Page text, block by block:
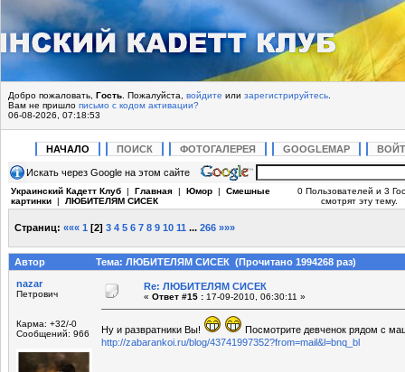
Добро пожаловать, Гость . Пожалуйста, войдите или зарегистрируйтесь
Вам не пришло письмо с кодом активации?
06-08-2026, 07:18:53
НАЧАЛО ПОИСК ФОТОГАЛЕРЕЯ GOOGLEMAP
Искать через Google на этом сайте
Украинский Кадетт Клуб | Главная | Юмор | Смешные
картинки | ЛЮБИТЕЛЯМ СИСЕК
0 Пользователей и 3
смотрят эту тему.
Страниц: ««« 1 [2] 3 4 5 6 7 8 9 10 11 ... 266 »»»
Автор
Тема: ЛЮБИТЕЛЯМ СИСЕК (Прочитано 1994268 раз)
nazar
Петрович
Карма: +32/-0
Сообщений: 966
Re: ЛЮБИТЕЛЯМ СИСЕК
« Ответ #15 : 17-09-2010, 06:30:11 »
Ну и развратники Вы!
Посмотрите девченок рядом с
http://zabarankoi.ru/blog/43741997352?from=mail&l=bnq_bl